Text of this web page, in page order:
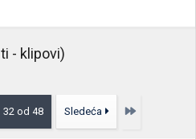
- klipovi)
32 od 48 Sledeća Poslednja